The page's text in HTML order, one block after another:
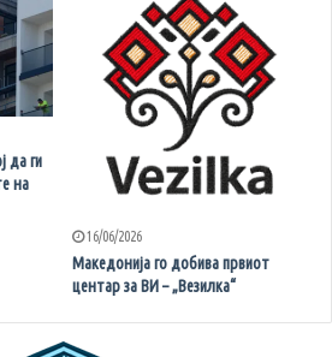
да ги
на
16/06/2026
Македонија го добива првиот
центар за ВИ – „Везилка“